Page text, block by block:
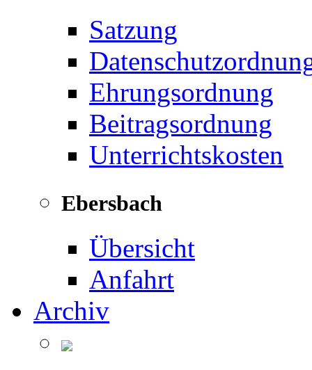
Satzung
Ehrungsordnung
Beitragsordnung
Unterrichtskosten
Ebersbach
Übersicht
Anfahrt
Archiv